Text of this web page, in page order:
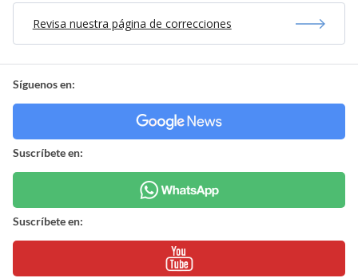
Revisa nuestra página de correcciones
Síguenos en:
Suscríbete en:
Suscríbete en: